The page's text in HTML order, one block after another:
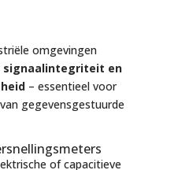
omgevingen
signaalintegriteit en
– essentieel voor
gegevensgestuurde
of capacitieve